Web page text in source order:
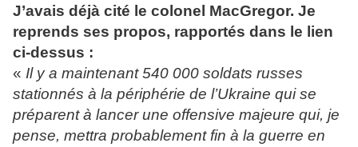
J’avais déjà cité le colonel MacGregor. Je
reprends ses propos, rapportés dans le lien
ci-dessus :
« Il y a maintenant 540 000 soldats russes
stationnés à la périphérie de l’Ukraine qui se
préparent à lancer une offensive majeure qui, je
pense, mettra probablement fin à la guerre en